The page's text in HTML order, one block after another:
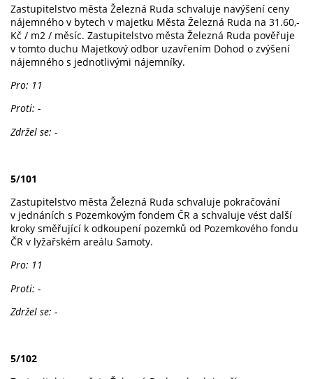
Zastupitelstvo města Železná Ruda schvaluje navýšení ceny
nájemného v bytech v majetku Města Železná Ruda na 31.60,-
Kč / m2 / měsíc. Zastupitelstvo města Železná Ruda pověřuje
v tomto duchu Majetkový odbor uzavřením Dohod o zvýšení
nájemného s jednotlivými nájemníky.
Pro: 11
Proti: -
Zdržel se: -
5/101
Zastupitelstvo města Železná Ruda schvaluje pokračování
v jednáních s Pozemkovým fondem ČR a schvaluje vést další
kroky směřující k odkoupení pozemků od Pozemkového fondu
ČR v lyžařském areálu Samoty.
Pro: 11
Proti: -
Zdržel se: -
5/102